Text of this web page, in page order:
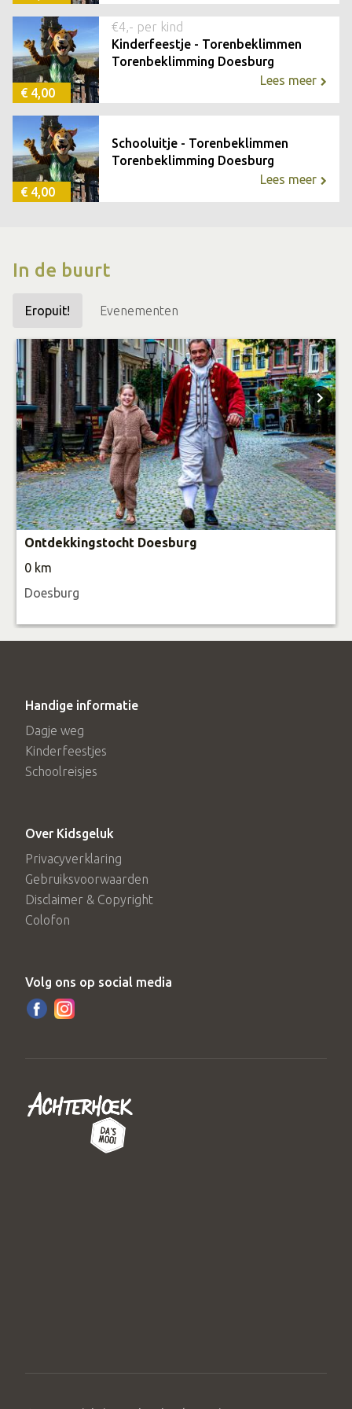
€ 4,00
€4,- per kind
Kinderfeestje - Torenbeklimmen
Torenbeklimming Doesburg
Lees meer
€ 4,00
Schooluitje - Torenbeklimmen
Torenbeklimming Doesburg
Lees meer
In de buurt
Eropuit! Evenementen
Ontdekkingstocht Doesburg
0 km
Doesburg
Handige informatie
Dagje weg
Kinderfeestjes
Schoolreisjes
Over Kidsgeluk
Privacyverklaring
Gebruiksvoorwaarden
Disclaimer & Copyright
Colofon
Volg ons op social media